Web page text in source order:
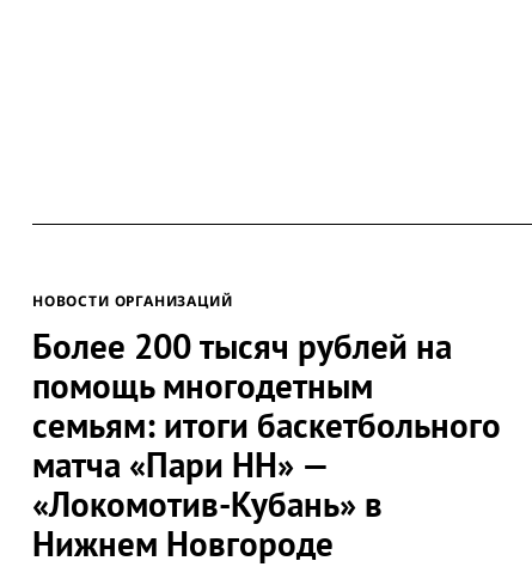
НОВОСТИ ОРГАНИЗАЦИЙ
Более 200 тысяч рублей на
помощь многодетным
семьям: итоги баскетбольного
матча «Пари НН» —
«Локомотив-Кубань» в
Нижнем Новгороде